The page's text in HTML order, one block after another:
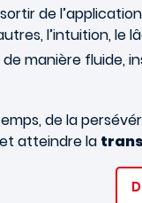
de
l’intuition, le
manière fluide,
de la
atteindre la